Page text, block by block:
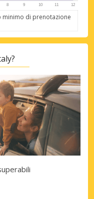
minimo di prenotazione